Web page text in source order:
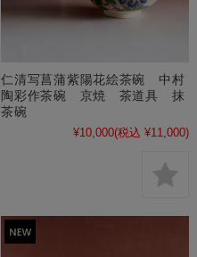
仁清写菖蒲紫陽花絵茶碗 中村
陶彩作茶碗 京焼 茶道具 抹
茶碗
¥10,000(税込 ¥11,000)